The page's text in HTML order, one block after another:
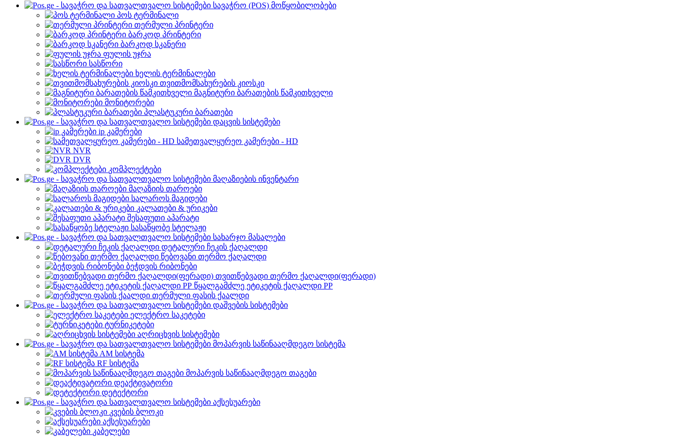
სავაჭრო (POS) მოწყობილობები
პოს ტერმინალი
თერმული პრინტერი
ბარკოდ პრინტერი
ბარკოდ სკანერი
ფულის უჯრა
სასწორი
ხელის ტერმინალები
თვითმომსახურების კიოსკი
მაგნიტური ბარათების წამკითხველი
მონიტორები
პლასტუკური ბარათები
დაცვის სისტემები
ip კამერები
სამეთვალყურეო კამერები - HD
NVR
DVR
კომპლექტები
მაღაზიების ინვენტარი
მაღაზიის თაროები
სალაროს მაგიდები
კალათები & ურიკები
შესაფუთი აპარატი
სასაწყობე სტელაჟი
სახარჯო მასალები
დეტალური ჩეკის ქაღალდი
წებოვანი თერმო ქაღალდი
ბეჭდვის რიბონები
თვითწებვადი თერმო ქაღალდი(ფერადი)
წყალგამძლე ეტიკეტის ქაღალდი PP
თერმული ფასის ქაალდი
დაშვების სისტემები
ელექტრო საკეტები
ტურნიკეტები
აღრიცხვის სისტემები
მოპარვის საწინააღმდეგო სისტემა
AM სისტემა
RF სისტემა
მოპარვის საწინააღმდეგო თაგები
დეაქტივატორი
დეტექტორი
აქსესუარები
კვების ბლოკი
აქსესუარები
კაბელები